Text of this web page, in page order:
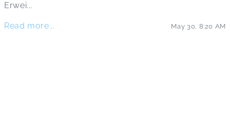
Erwei...
Read more... May 30 8:20 AM